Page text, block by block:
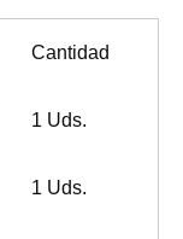
Cantidad
1 Uds.
1 Uds.